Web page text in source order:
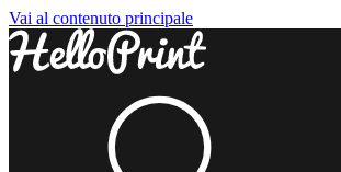
Vai al contenuto principale